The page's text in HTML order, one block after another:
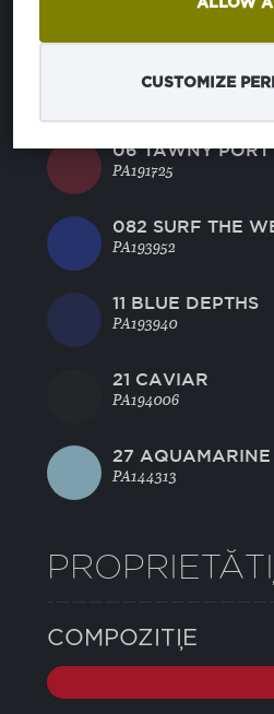
CUSTOMIZE
04 VERMILLION
06 TAWNY PORT
PA191725
082 SURF THE
PA193952
11 BLUE DEPTHS
PA193940
21 CAVIAR
PA194006
27 AQUAMARINE
PA144313
PROPRIETĂȚI
COMPOZIȚIE